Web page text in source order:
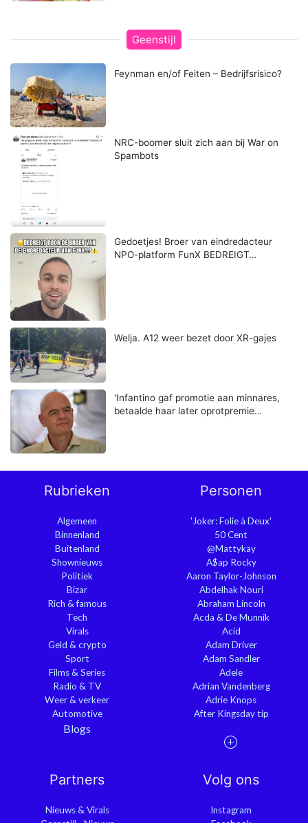
Geenstijl
Feynman en/of Feiten – Bedrijfsrisico?
NRC-boomer sluit zich aan bij War on
Spambots
Gedoetjes! Broer van eindredacteur
NPO-platform FunX BEDREIGT…
Welja. A12 weer bezet door XR-gajes
'Infantino gaf promotie aan minnares,
betaalde haar later oprotpremie…
Rubrieken
Algemeen
Binnenland
Buitenland
Shownieuws
Politiek
Bizar
Rich & famous
Tech
Virals
Geld & crypto
Sport
Films & Series
Radio & TV
Weer & verkeer
Automotive
Blogs
Personen
'Joker: Folie à Deux'
50 Cent
@Mattykay
A$ap Rocky
Aaron Taylor-Johnson
Abdelhak Nouri
Abraham Lincoln
Acda & De Munnik
Acid
Adam Driver
Adam Sandler
Adele
Adrian Vandenberg
Adrie Knops
After Kingsday tip
Partners
Nieuws & Virals
Volg ons
Instagram